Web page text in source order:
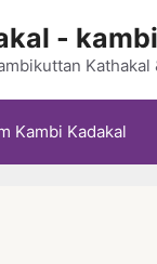
-
Kambi Kadakal